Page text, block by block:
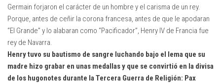
Germain forjaron el carácter de un hombre y el carisma de un rey.
Porque, antes de ceñir la corona francesa, antes de que le apodaran
“El Grande” y lo alabaran como “Pacificador”, Henry IV de Francia fue
rey de Navarra.
Henry tuvo su bautismo de sangre luchando bajo el lema que su
madre hizo grabar en unas medallas y que se convirtió en la divisa
de los hugonotes durante la Tercera Guerra de Religión: Pax